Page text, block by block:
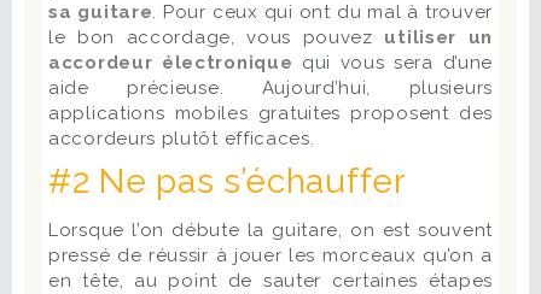
sa guitare. Pour ceux qui ont du mal à trouver
le bon accordage, vous pouvez utiliser un
accordeur électronique qui vous sera d’une
aide précieuse. Aujourd’hui, plusieurs
applications mobiles gratuites proposent des
accordeurs plutôt efficaces.
#2 Ne pas s’échauffer
Lorsque l’on débute la guitare, on est souvent
pressé de réussir à jouer les morceaux qu’on a
en tête, au point de sauter certaines étapes